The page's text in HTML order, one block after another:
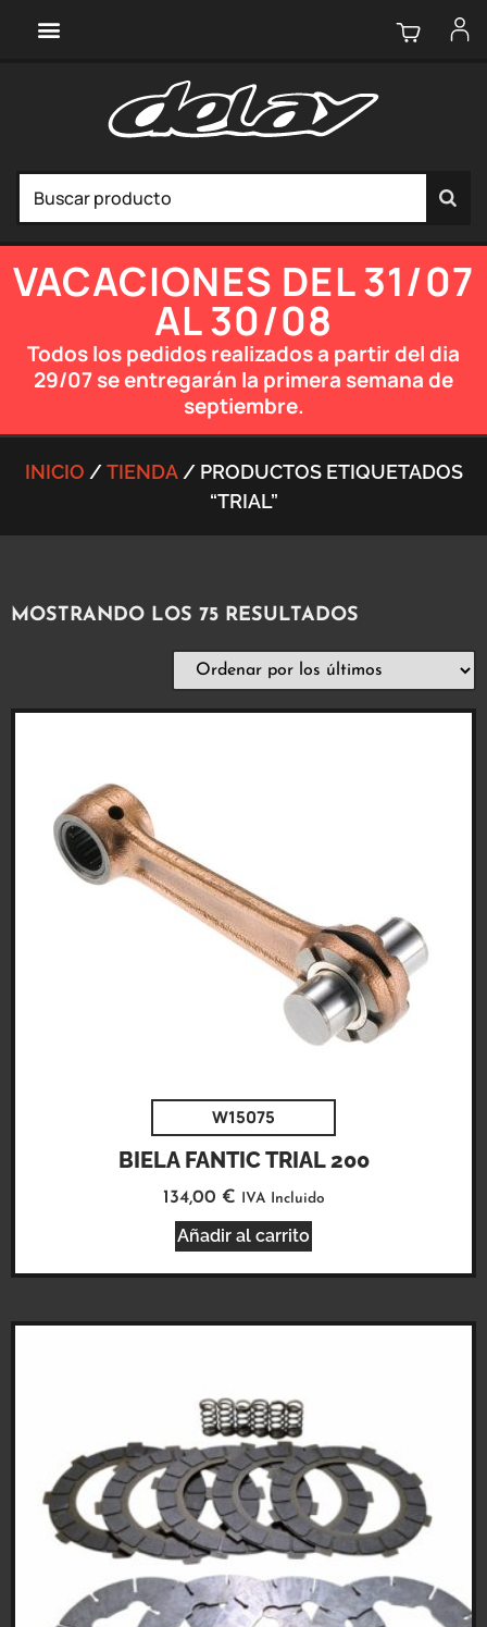
VACACIONES DEL 31/07
AL 30/08
Todos los pedidos realizados a partir del dia
29/07 se entregarán la primera semana de
septiembre.
INICIO /TIENDA/ PRODUCTOS ETIQUETADOS
“TRIAL”
MOSTRANDO LOS 75 RESULTADOS
W15075
BIELA FANTIC TRIAL 200
134,00 € IVA Incluido
Añadir al carrito